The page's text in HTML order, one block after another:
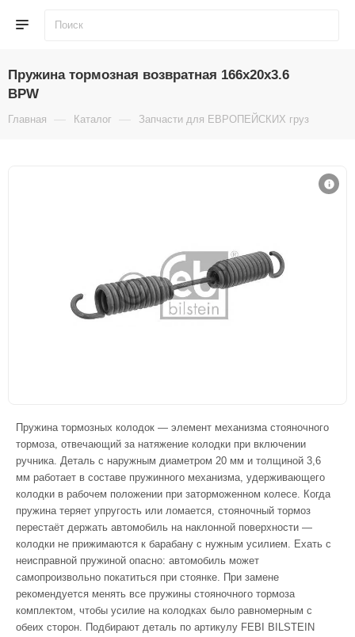
Пружина тормозная возвратная 166x20x3.6
BPW
Главная — Каталог — Запчасти для ЕВРОПЕЙСКИХ грузовиков
Пружина тормозных колодок — элемент механизма стояночного
тормоза, отвечающий за натяжение колодки при включении
ручника. Деталь с наружным диаметром 20 мм и толщиной 3,6
мм работает в составе пружинного механизма, удерживающего
колодки в рабочем положении при заторможенном колесе. Когда
пружина теряет упругость или ломается, стояночный тормоз
перестаёт держать автомобиль на наклонной поверхности —
колодки не прижимаются к барабану с нужным усилием. Ехать с
неисправной пружиной опасно: автомобиль может
самопроизвольно покатиться при стоянке. При замене
рекомендуется менять все пружины стояночного тормоза
комплектом, чтобы усилие на колодках было равномерным с
обеих сторон. Подбирают деталь по артикулу FEBI BILSTEIN